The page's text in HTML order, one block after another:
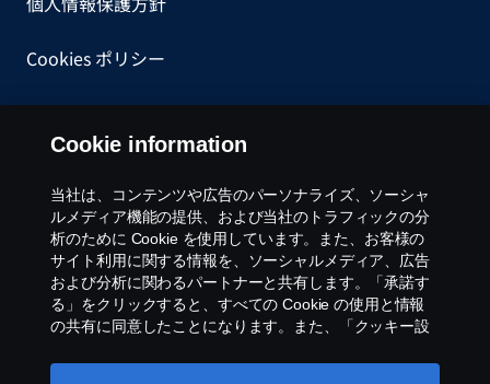
Cookies ポリシー
一般購買約款
Cookie settings
Cookie information
当社は、コンテンツや広告のパーソナライズ、ソーシャ
ルメディア機能の提供、および当社のトラフィックの分
析のために Cookie を使用しています。また、お客様の
サイト利用に関する情報を、ソーシャルメディア、広告
および分析に関わるパートナーと共有します。「承諾す
る」をクリックすると、すべての Cookie の使用と情報
の共有に同意したことになります。また、「クッキー設
とで、Cookieを管理することができます。Cookie の使用